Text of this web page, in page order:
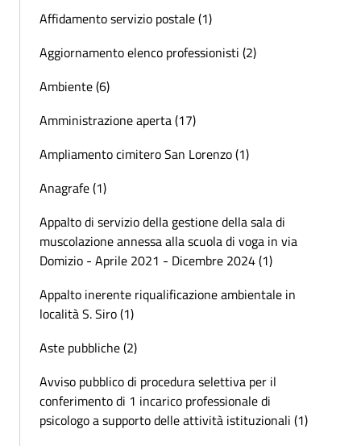
Affidamento servizio postale (1)
Aggiornamento elenco professionisti (2)
Ambiente (6)
Amministrazione aperta (17)
Ampliamento cimitero San Lorenzo (1)
Anagrafe (1)
Appalto di servizio della gestione della sala di
muscolazione annessa alla scuola di voga in via
Domizio - Aprile 2021 - Dicembre 2024 (1)
Appalto inerente riqualificazione ambientale in
località S. Siro (1)
Aste pubbliche (2)
Avviso pubblico di procedura selettiva per il
conferimento di 1 incarico professionale di
psicologo a supporto delle attività istituzionali (1)